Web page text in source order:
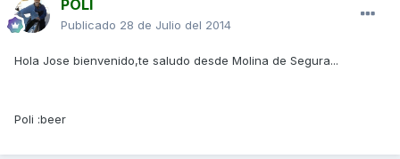
POLI
Publicado 28 de Julio del 2014
Hola Jose bienvenido,te saludo desde Molina de Segura...
Poli :beer